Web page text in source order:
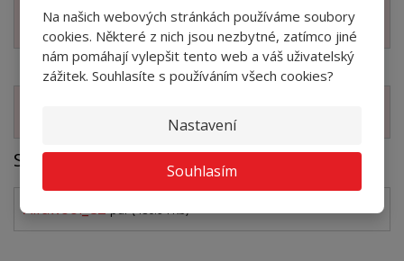
Na našich webových stránkách používáme soubory
cookies. Některé z nich jsou nezbytné, zatímco jiné
nám pomáhají vylepšit tento web a váš uživatelský
zážitek. Souhlasíte s používáním všech cookies?
Nastavení
Souhlasím
Zobrazit technické parametry
Soubory ke stažení
Alfawool_CZ pdf (480.94 Kb)